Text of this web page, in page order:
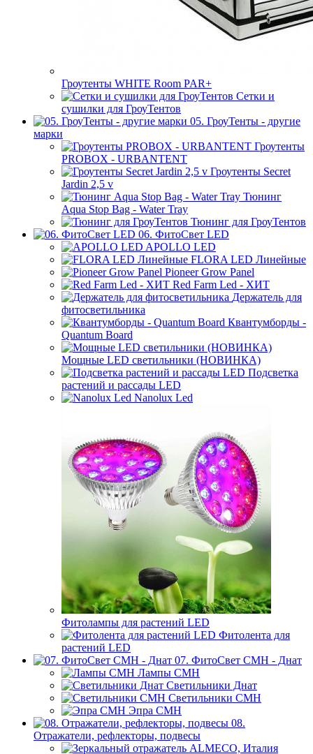
Гроутенты WHITE Room PAR+
Сетки и
сушилки для ГроуТентов
05. ГроуТенты - другие
марки
Гроутенты
PROBOX - URBANTENT
Гроутенты Secret
Jardin 2,5 v
Тюнинг
Aqua Stop Bag - Water Tray
Тюнинг для ГроуТентов
06. ФитоСвет LED
APOLLO LED
FLORA LED Линейные
Pioneer Grow Panel
Red Farm Led - ХИТ
Держатель для
фитосветильника
Квантумборды -
Quantum Board
Мощные LED светильники (НОВИНКА)
Подсветка
растений и рассады LED
Nanolux Led
Фитолампы для растений LED
Фитолента для
растений LED
07. ФитоСвет CMH - Днат
Лампы СМН
Светильники Днат
Светильники СМН
Эпра СМН
08.
Отражатели, рефлекторы, подвесы